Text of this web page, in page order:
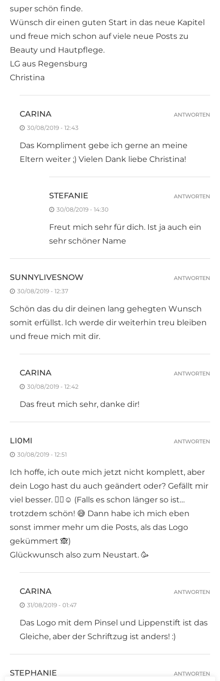
super schön finde.
Wünsch dir einen guten Start in das neue Kapitel
und freue mich schon auf viele neue Posts zu
Beauty und Hautpflege.
LG aus Regensburg
Christina
CARINA
30/08/2019 - 12:43
Das Kompliment gebe ich gerne an meine
Eltern weiter ;) Vielen Dank liebe Christina!
ANTWORTEN
STEFANIE
30/08/2019 - 14:30
Freut mich sehr für dich. Ist ja auch ein
sehr schöner Name
ANTWORTEN
SUNNYLIVESNOW
30/08/2019 - 12:37
Schön das du dir deinen lang gehegten Wunsch
somit erfüllst. Ich werde dir weiterhin treu bleiben
und freue mich mit dir.
ANTWORTEN
CARINA
30/08/2019 - 12:42
Das freut mich sehr, danke dir!
ANTWORTEN
LI0MI
30/08/2019 - 12:51
Ich hoffe, ich oute mich jetzt nicht komplett, aber
dein Logo hast du auch geändert oder? Gefällt mir
viel besser. 👍🏻☺️ (Falls es schon länger so ist…
trotzdem schön! 😅 Dann habe ich mich eben
sonst immer mehr um die Posts, als das Logo
gekümmert 🙈)
Glückwunsch also zum Neustart. 🥳
ANTWORTEN
CARINA
31/08/2019 - 01:47
Das Logo mit dem Pinsel und Lippenstift ist das
Gleiche, aber der Schriftzug ist anders! :)
ANTWORTEN
STEPHANIE ANTWORTEN